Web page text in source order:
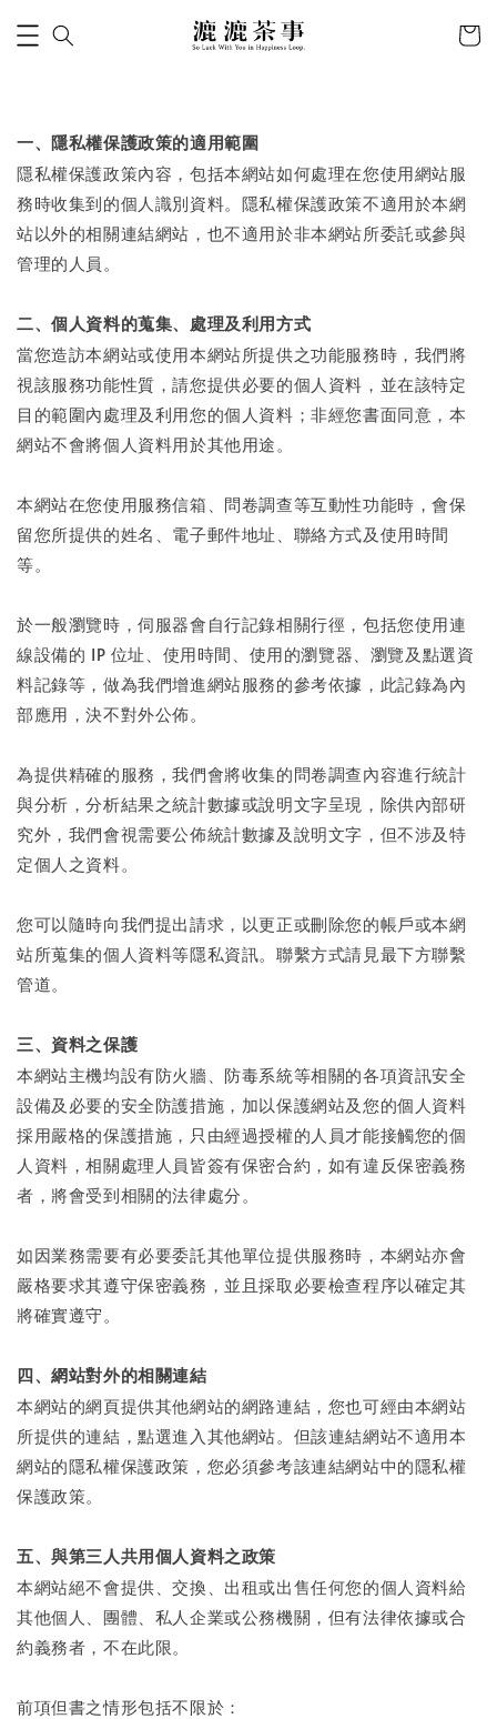
一、隱私權保護政策的適用範圍
隱私權保護政策內容，包括本網站如何處理在您使用網站服
務時收集到的個人識別資料。隱私權保護政策不適用於本網
站以外的相關連結網站，也不適用於非本網站所委託或參與
管理的人員。
二、個人資料的蒐集、處理及利用方式
當您造訪本網站或使用本網站所提供之功能服務時，我們將
視該服務功能性質，請您提供必要的個人資料，並在該特定
目的範圍內處理及利用您的個人資料；非經您書面同意，本
網站不會將個人資料用於其他用途。
本網站在您使用服務信箱、問卷調查等互動性功能時，會保
留您所提供的姓名、電子郵件地址、聯絡方式及使用時間
等。
於一般瀏覽時，伺服器會自行記錄相關行徑，包括您使用連
線設備的 IP 位址、使用時間、使用的瀏覽器、瀏覽及點選資
料記錄等，做為我們增進網站服務的參考依據，此記錄為內
部應用，決不對外公佈。
為提供精確的服務，我們會將收集的問卷調查內容進行統計
與分析，分析結果之統計數據或說明文字呈現，除供內部研
究外，我們會視需要公佈統計數據及說明文字，但不涉及特
定個人之資料。
您可以隨時向我們提出請求，以更正或刪除您的帳戶或本網
站所蒐集的個人資料等隱私資訊。聯繫方式請見最下方聯繫
管道。
三、資料之保護
本網站主機均設有防火牆、防毒系統等相關的各項資訊安全
設備及必要的安全防護措施，加以保護網站及您的個人資料
採用嚴格的保護措施，只由經過授權的人員才能接觸您的個
人資料，相關處理人員皆簽有保密合約，如有違反保密義務
者，將會受到相關的法律處分。
如因業務需要有必要委託其他單位提供服務時，本網站亦會
嚴格要求其遵守保密義務，並且採取必要檢查程序以確定其
將確實遵守。
四、網站對外的相關連結
本網站的網頁提供其他網站的網路連結，您也可經由本網站
所提供的連結，點選進入其他網站。但該連結網站不適用本
網站的隱私權保護政策，您必須參考該連結網站中的隱私權
保護政策。
五、與第三人共用個人資料之政策
本網站絕不會提供、交換、出租或出售任何您的個人資料給
其他個人、團體、私人企業或公務機關，但有法律依據或合
約義務者，不在此限。
前項但書之情形包括不限於：